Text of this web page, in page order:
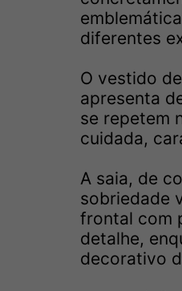
diferentes
O vestido
apresenta
se repetem
cuidada,
A saia, de
sobriedade
frontal com
detalhe,
decorativo